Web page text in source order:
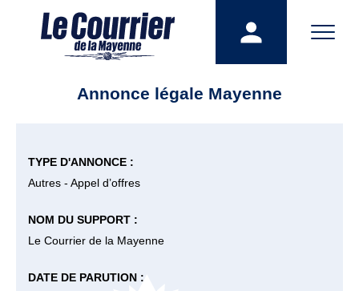
Annonce légale Mayenne
TYPE D'ANNONCE :
Autres - Appel d’offres
NOM DU SUPPORT :
Le Courrier de la Mayenne
DATE DE PARUTION :